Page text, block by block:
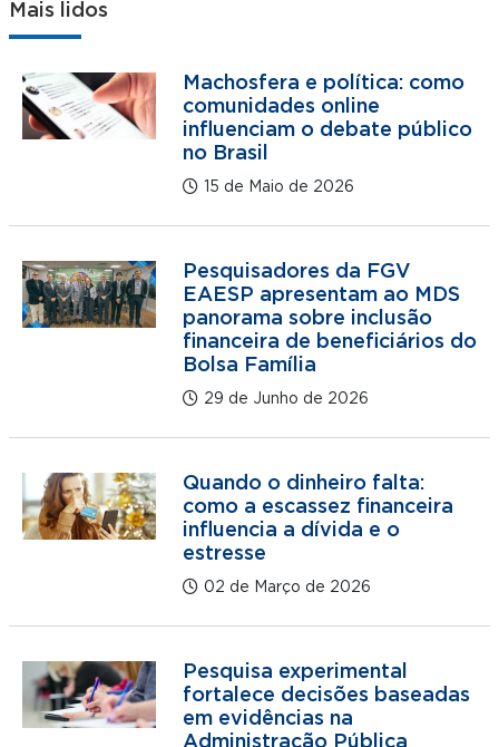
Mais lidos
Machosfera e política: como
comunidades online
influenciam o debate público
no Brasil
15 de Maio de 2026
Pesquisadores da FGV
EAESP apresentam ao MDS
panorama sobre inclusão
financeira de beneficiários do
Bolsa Família
29 de Junho de 2026
Quando o dinheiro falta:
como a escassez financeira
influencia a dívida e o
estresse
02 de Março de 2026
Pesquisa experimental
fortalece decisões baseadas
em evidências na
Administração Pública